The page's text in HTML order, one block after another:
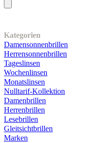
Kategorien
Damensonnenbrillen
Herrensonnenbrillen
Tageslinsen
Wochenlinsen
Monatslinsen
Nulltarif-Kollektion
Damenbrillen
Herrenbrillen
Lesebrillen
Gleitsichtbrillen
Marken